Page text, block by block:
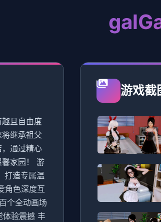
趣且自由度
继承祖父
通过精心
家园！ 游
打造专属温
角色深度互
个全动画场
验震撼 丰
游戏截